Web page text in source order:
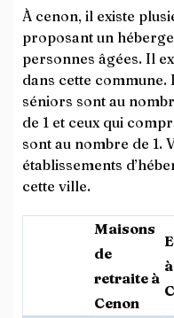
À cenon, il existe
proposant un
personnes âgées. Il
dans cette commune.
séniors sont au
de 1 et ceux qui
sont au nombre de 1.
établissements
cette ville.
Maisons
de
retraite à
Cenon
à